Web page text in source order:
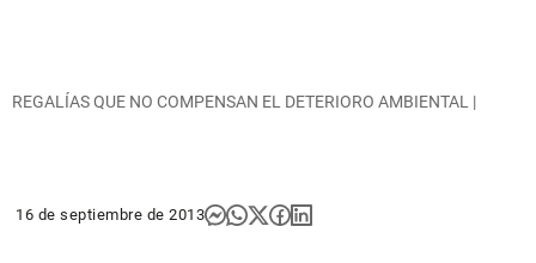
REGALÍAS QUE NO COMPENSAN EL DETERIORO AMBIENTAL |
16 de septiembre de 2013